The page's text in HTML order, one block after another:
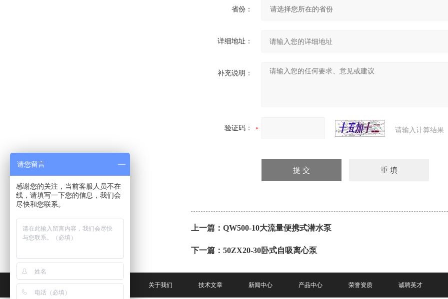
省份：
详细地址：
补充说明：
验证码： 请输入计算结果
上一篇： QW500-10大流量便携式潜水泵
下一篇： 50ZX20-30卧式自吸离心泵
网站首页 关于我们 技术文章 新闻中心 产品中心 荣誉资质 诚聘英才
请您留言
感谢您的关注，当前客服人员不在
线，请填写一下您的信息，我们会
尽快和您联系。